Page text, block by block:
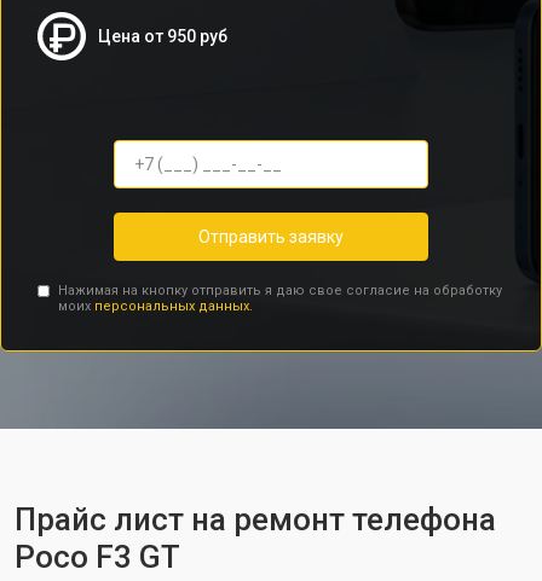
Цена от 950 руб
Отправить заявку
Нажимая на кнопку отправить я даю свое согласие на обработку
моих персональных данных.
Прайс лист на ремонт телефона
Poco F3 GT